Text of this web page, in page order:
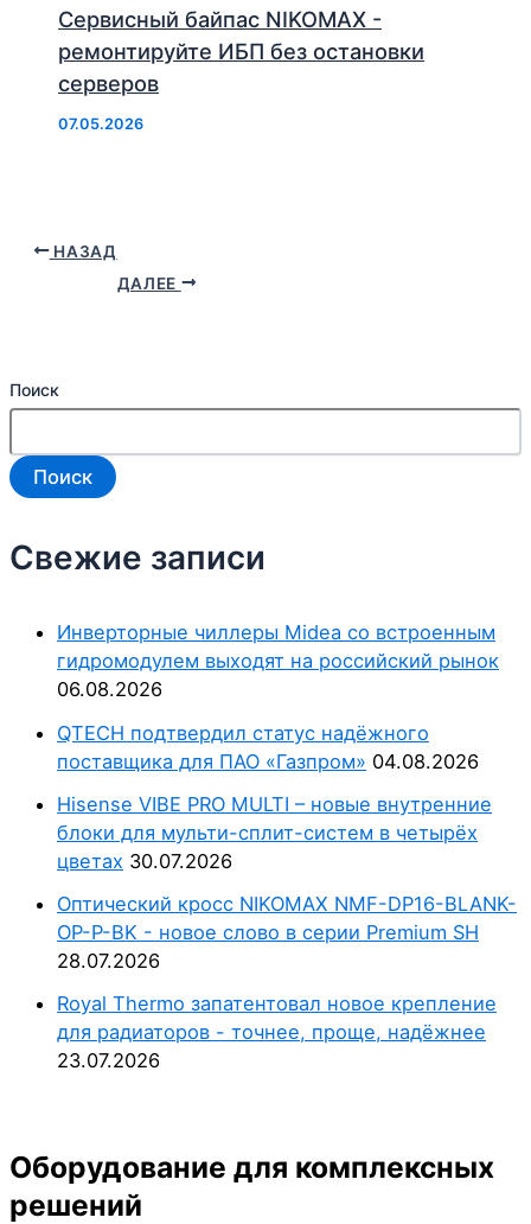
Сервисный байпас NIKOMAX -
ремонтируйте ИБП без остановки
серверов
07.05.2026
НАЗАД
ДАЛЕЕ
Поиск
Поиск
Свежие записи
Инверторные чиллеры Midea со встроенным
гидромодулем выходят на российский рынок
06.08.2026
QTECH подтвердил статус надёжного
поставщика для ПАО «Газпром» 04.08.2026
Hisense VIBE PRO MULTI – новые внутренние
блоки для мульти-сплит-систем в четырёх
цветах 30.07.2026
Оптический кросс NIKOMAX NMF-DP16-BLANK-
OP-P-BK - новое слово в серии Premium SH
28.07.2026
Royal Thermo запатентовал новое крепление
для радиаторов - точнее, проще, надёжнее
23.07.2026
Оборудование для комплексных
решений